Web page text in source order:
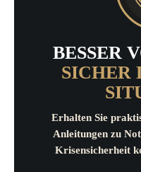
BESSER
SICHER
Erhalten Sie
Anleitungen zu
Krisensicherheit